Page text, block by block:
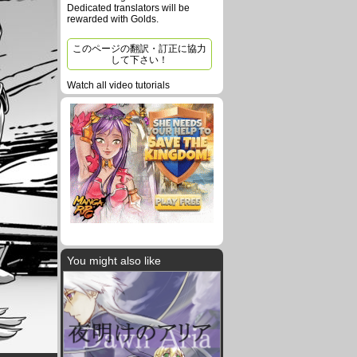
Dedicated translators will be
rewarded with Golds.
このページの翻訳・訂正に協力
して下さい！
Watch all video tutorials
You might also like